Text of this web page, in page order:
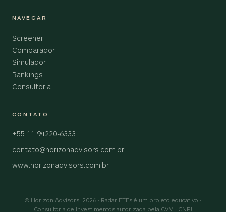
NAVEGAR
Screener
Comparador
Simulador
Rankings
Consultoria
CONTATO
+55 11 94220-6333
contato@horizonadvisors.com.br
www.horizonadvisors.com.br
© Horizon Advisors, 2026 · Radar ETFs é um projeto educativo ·
Consultoria de Investimentos autorizada pela CVM · CNPJ